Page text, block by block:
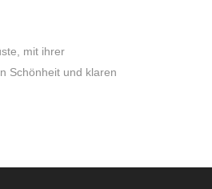
mit ihrer
Schönheit und klaren